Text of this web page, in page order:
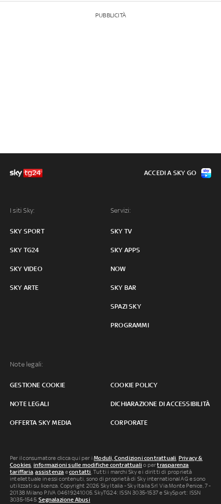
PUBBLICITÀ
I siti Sky:
SKY SPORT
SKY TG24
SKY VIDEO
SKY ARTE
Servizi:
SKY TV
SKY APPS
NOW
SKY BAR
SPAZI SKY
PROGRAMMI
Note legali:
GESTIONE COOKIE COOKIE POLICY
NOTE LEGALI DICHIARAZIONE DI ACCESSIBILITÀ
OFFERTA SKY MEDIA CORPORATE
ACCEDI A SKY GO
Per il consumatore clicca qui per iModuli, Condizioni contrattuali, Privacy &
Cookies, informazioni sulle modifiche contrattuali o pertrasparenza
tariffaria,assistenza econtatti. Tutti i marchi Sky e i diritti di proprietà
intellettuale in essi contenuti, sono di proprietà di Sky international AG e sono
utilizzati su licenza. Copyright 2026 Sky Italia - Sky Italia Srl Via Monte Penice, 7 -
20138 Milano P.IVA 04619241005. SkyTG24: ISSN 3035-1537 e SkySport: ISSN
3035-1545.Segnalazione Abusi